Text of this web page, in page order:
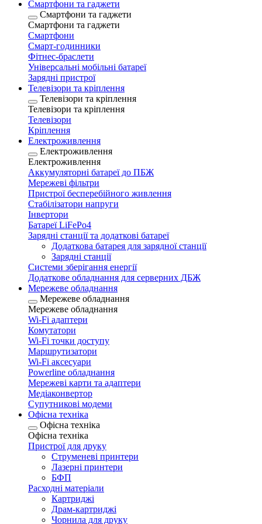
Смартфони та гаджети
Смартфони та гаджети
Смартфони та гаджети
Смартфони
Смарт-годинники
Фітнес-браслети
Універсальні мобільні батареї
Зарядні пристрої
Телевізори та кріплення
Телевізори та кріплення
Телевізори та кріплення
Телевізори
Кріплення
Електроживлення
Електроживлення
Електроживлення
Аккумуляторні батареї до ПБЖ
Мережеві фільтри
Пристрої бесперебійного живлення
Стабілізатори напруги
Інвертори
Батареї LiFePo4
Зарядні станції та додаткові батареї
Додаткова батарея для зарядної станції
Зарядні станції
Системи зберігання енергії
Додаткове обладнання для серверних ДБЖ
Мережеве обладнання
Мережеве обладнання
Мережеве обладнання
Wi-Fi адаптери
Комутатори
Wi-Fi точки доступу
Маршрутизатори
Wi-Fi аксесуари
Рowerline обладнання
Мережеві карти та адаптери
Медіаконвертор
Супутникові модеми
Офісна техніка
Офісна техніка
Офісна техніка
Пристрої для друку
Струменеві принтери
Лазерні принтери
БФП
Расходні матеріали
Картриджі
Драм-картриджі
Чорнила для друку